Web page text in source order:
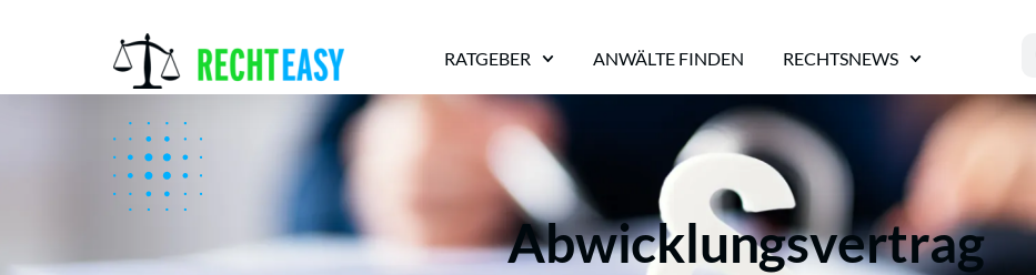
RATGEBER ANWÄLTE FINDEN RECHTSNEWS
Abwicklungsvertrag
Alle Anwälte